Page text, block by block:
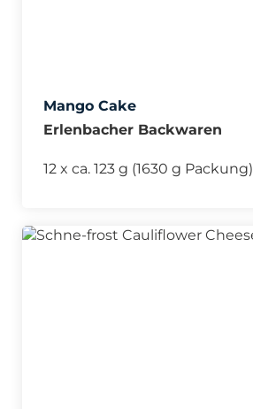
Mango Cake
Erlenbacher Backwaren
12 x ca. 123 g (1630 g Packung)